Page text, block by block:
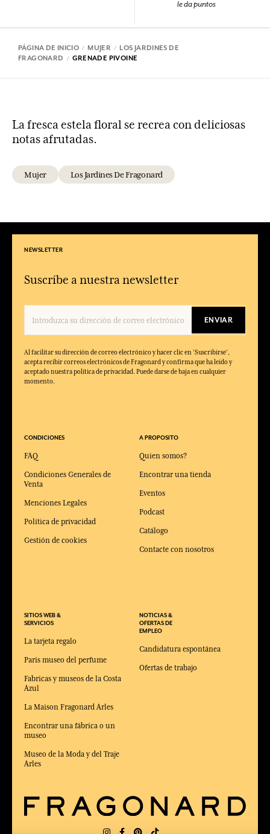
le da puntos
PÁGINA DE INICIO MUJER
LOS JARDINES DE
FRAGONARD
GRENADE PIVOINE
La fresca estela floral se recrea con deliciosas
notas afrutadas.
Mujer Los Jardines De Fragonard
NEWSLETTER
Suscríbe a nuestra newsletter
ENVIAR
Al facilitar su dirección de correo electrónico y hacer clic en 'Suscribirse',
acepta recibir correos electrónicos de Fragonard y confirma que ha leído y
aceptado nuestra política de privacidad. Puede darse de baja en cualquier
momento.
CONDICIONES
FAQ
Condiciones Generales de
Venta
Menciones Legales
Política de privacidad
Gestión de cookies
SITIOS WEB &
SERVICIOS
La tarjeta regalo
Paris museo del perfume
Fabricas y museos de la Costa
Azul
La Maison Fragonard Arles
Encontrar una fábrica o un
museo
Museo de la Moda y del Traje
Arles
A PROPOSITO
Quien somos?
Encontrar una tienda
Eventos
Podcast
Catálogo
Contacte con nosotros
NOTICIAS &
OFERTAS DE
EMPLEO
Candidatura espontánea
Ofertas de trabajo